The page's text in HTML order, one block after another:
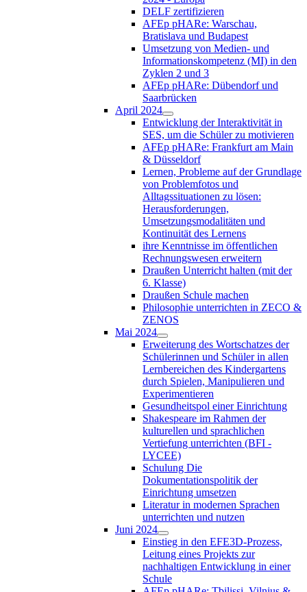
DELF zertifizieren
AFEp pHARe: Warschau,
Bratislava und Budapest
Umsetzung von Medien- und
Informationskompetenz (MI) in den
Zyklen 2 und 3
AFEp pHARe: Dübendorf und
Saarbrücken
April 2024
Entwicklung der Interaktivität in
SES, um die Schüler zu motivieren
AFEp pHARe: Frankfurt am Main
& Düsseldorf
Lernen, Probleme auf der Grundlage
von Problemfotos und
Alltagssituationen zu lösen:
Herausforderungen,
Umsetzungsmodalitäten und
Kontinuität des Lernens
ihre Kenntnisse im öffentlichen
Rechnungswesen erweitern
Draußen Unterricht halten (mit der
6. Klasse)
Draußen Schule machen
Philosophie unterrichten in ZECO &
ZENOS
Mai 2024
Erweiterung des Wortschatzes der
Schülerinnen und Schüler in allen
Lernbereichen des Kindergartens
durch Spielen, Manipulieren und
Experimentieren
Gesundheitspol einer Einrichtung
Shakespeare im Rahmen der
kulturellen und sprachlichen
Vertiefung unterrichten (BFI -
LYCEE)
Schulung Die
Dokumentationspolitik der
Einrichtung umsetzen
Literatur in modernen Sprachen
unterrichten und nutzen
Juni 2024
Einstieg in den EFE3D-Prozess,
Leitung eines Projekts zur
nachhaltigen Entwicklung in einer
Schule